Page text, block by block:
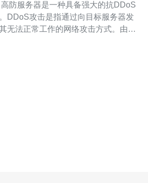
DDoS攻击是指通过向目标服务器发
无法正常工作的网络攻击方式。由于
防服务器对于企业和个人用户来说至